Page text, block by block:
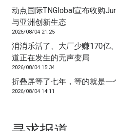
动点国际TNGlobal宣布收购
与亚洲创新生态
2026/08/04 21:25
消消乐活了、大厂少赚170亿
道正在发生的无声变局
2026/08/04 15:34
折叠屏等了七年，等的就是一
2026/08/04 14:11